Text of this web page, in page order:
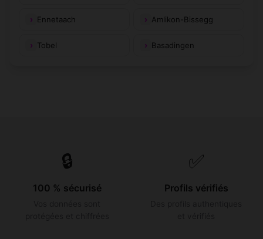
Ennetaach Amlikon-Bissegg
Tobel Basadingen
🔒
100 % sécurisé
✅
Profils vérifiés